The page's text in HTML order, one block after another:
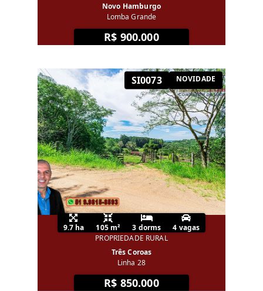
Novo Hamburgo
Lomba Grande
R$ 900.000
SI0073 NOVIDADE
9.7 ha 105 m² 3 dorms
4 vagas
PROPRIEDADE RURAL
Três Coroas
Linha 28
R$ 850.000